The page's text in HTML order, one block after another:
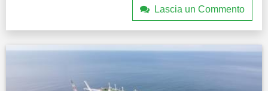
Lascia un Commento